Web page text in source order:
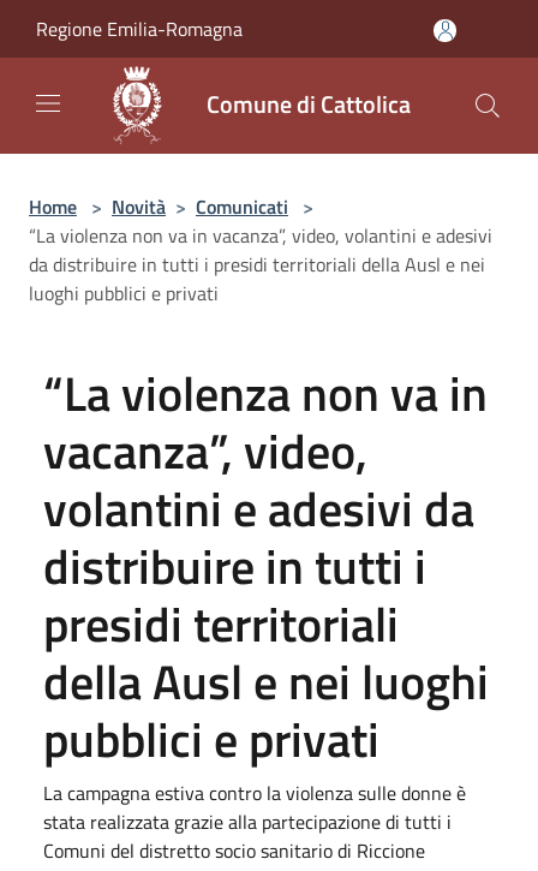
Regione Emilia-Romagna
Comune di Cattolica
Home > Novità > Comunicati >
“La violenza non va in vacanza”, video, volantini e adesivi
da distribuire in tutti i presidi territoriali della Ausl e nei
luoghi pubblici e privati
“La violenza non va in
vacanza”, video,
volantini e adesivi da
distribuire in tutti i
presidi territoriali
della Ausl e nei luoghi
pubblici e privati
La campagna estiva contro la violenza sulle donne è
stata realizzata grazie alla partecipazione di tutti i
Comuni del distretto socio sanitario di Riccione